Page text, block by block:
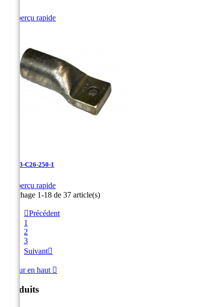
Aperçu rapide
LAN-3-C26-250-1
Aperçu rapide
Affichage 1-18 de 37 article(s)
Précédent
1
2
3
Suivant
Retour en haut 
Produits